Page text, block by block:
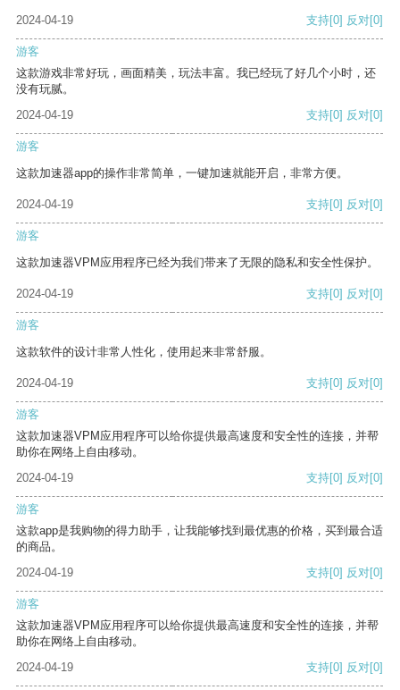
2024-04-19
支持[0] 反对[0]
游客
这款游戏非常好玩，画面精美，玩法丰富。我已经玩了好几个小时，还
没有玩腻。
2024-04-19
支持[0] 反对[0]
游客
这款加速器app的操作非常简单，一键加速就能开启，非常方便。
2024-04-19 支持[0] 反对[0]
游客
这款加速器VPM应用程序已经为我们带来了无限的隐私和安全性保护。
2024-04-19 支持[0] 反对[0]
游客
这款软件的设计非常人性化，使用起来非常舒服。
2024-04-19 支持[0] 反对[0]
游客
这款加速器VPM应用程序可以给你提供最高速度和安全性的连接，并帮
助你在网络上自由移动。
2024-04-19
支持[0] 反对[0]
游客
这款app是我购物的得力助手，让我能够找到最优惠的价格，买到最合适
的商品。
2024-04-19
支持[0] 反对[0]
游客
这款加速器VPM应用程序可以给你提供最高速度和安全性的连接，并帮
助你在网络上自由移动。
2024-04-19
支持[0] 反对[0]